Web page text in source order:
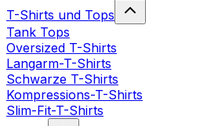
T-Shirts und Tops
Tank Tops
Oversized T-Shirts
Langarm-T-Shirts
Schwarze T-Shirts
Kompressions-T-Shirts
Slim-Fit-T-Shirts